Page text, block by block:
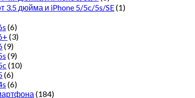
3.5 дюйма и iPhone 5/5c/5s/SE(1)
(6)
(3)
(9)
(9)
(10)
(6)
(6)
(184)